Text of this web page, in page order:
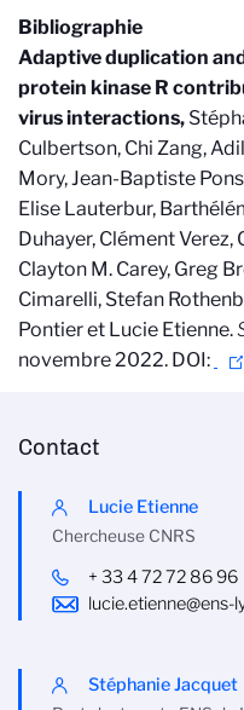
Bibliographie
Adaptive duplication
protein kinase R
virus interactions,
Culbertson, Chi Zang,
Mory, Jean-Baptiste
Elise Lauterbur,
Duhayer, Clément Verez,
Clayton M. Carey, Greg
Cimarelli, Stefan
Pontier et Lucie Etienne.
novembre 2022. DOI:
Contact
Lucie Etienne
Chercheuse CNRS
+ 33 4 72 72 86 96
lucie.etienne@ens-
Stéphanie Jacquet